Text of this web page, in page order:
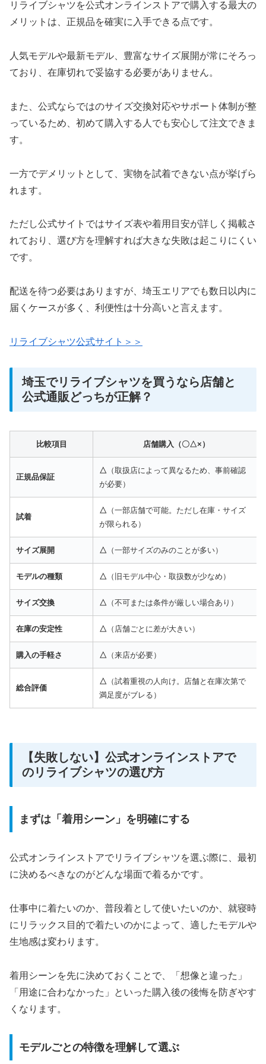
リライブシャツを公式オンラインストアで購入する最大の
メリットは、正規品を確実に入手できる点です。
人気モデルや最新モデル、豊富なサイズ展開が常にそろっ
ており、在庫切れで妥協する必要がありません。
また、公式ならではのサイズ交換対応やサポート体制が整
っているため、初めて購入する人でも安心して注文できま
す。
一方でデメリットとして、実物を試着できない点が挙げら
れます。
ただし公式サイトではサイズ表や着用目安が詳しく掲載さ
れており、選び方を理解すれば大きな失敗は起こりにくい
です。
配送を待つ必要はありますが、埼玉エリアでも数日以内に
届くケースが多く、利便性は十分高いと言えます。
リライブシャツ公式サイト＞＞
埼玉でリライブシャツを買うなら店舗と
公式通販どっちが正解？
比較項目 店舗購入（〇△×）
正規品保証
△ （取扱店によって異なるため、事前確認
が必要）
試着
△ （一部店舗で可能。ただし在庫・サイズ
が限られる）
サイズ展開 △ （一部サイズのみのことが多い）
モデルの種類 △ （旧モデル中心・取扱数が少なめ）
サイズ交換 △ （不可または条件が厳しい場合あり）
在庫の安定性 △ （店舗ごとに差が大きい）
購入の手軽さ △ （来店が必要）
総合評価
△ （試着重視の人向け。店舗と在庫次第で
満足度がブレる）
【失敗しない】公式オンラインストアで
のリライブシャツの選び方
まずは「着用シーン」を明確にする
公式オンラインストアでリライブシャツを選ぶ際に、最初
に決めるべきなのがどんな場面で着るかです。
仕事中に着たいのか、普段着として使いたいのか、就寝時
にリラックス目的で着たいのかによって、適したモデルや
生地感は変わります。
着用シーンを先に決めておくことで、「想像と違った」
「用途に合わなかった」といった購入後の後悔を防ぎやす
くなります。
モデルごとの特徴を理解して選ぶ